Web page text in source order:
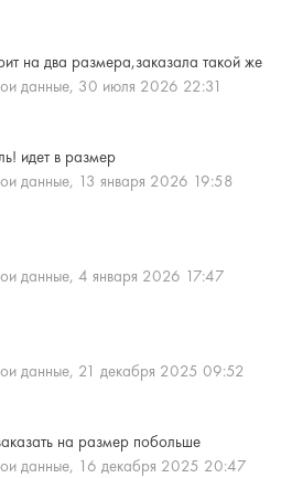
на два размера,заказала такой же
данные, 30 июля 2026 22:31
идет в размер
данные, 13 января 2026 19:58
данные, 4 января 2026 17:47
данные, 21 декабря 2025 09:52
на размер побольше
данные, 16 декабря 2025 20:47